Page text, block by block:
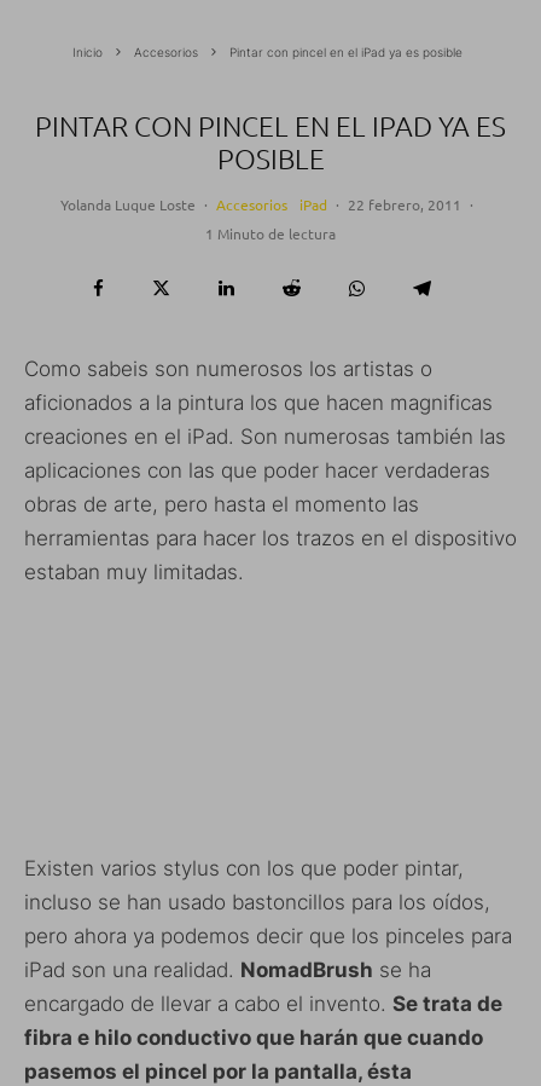
Inicio Accesorios Pintar con pincel en el iPad ya es posible
PINTAR CON PINCEL EN EL IPAD YA ES
POSIBLE
Yolanda Luque Loste · Accesorios iPad · 22 febrero, 2011
·
1 Minuto de lectura
Como sabeis son numerosos los artistas o
aficionados a la pintura los que hacen magnificas
creaciones en el iPad. Son numerosas también las
aplicaciones con las que poder hacer verdaderas
obras de arte, pero hasta el momento las
herramientas para hacer los trazos en el dispositivo
estaban muy limitadas.
Existen varios stylus con los que poder pintar,
incluso se han usado bastoncillos para los oídos,
pero ahora ya podemos decir que los pinceles para
iPad son una realidad. NomadBrush se ha
encargado de llevar a cabo el invento. Se trata de
fibra e hilo conductivo que harán que cuando
pasemos el pincel por la pantalla, ésta